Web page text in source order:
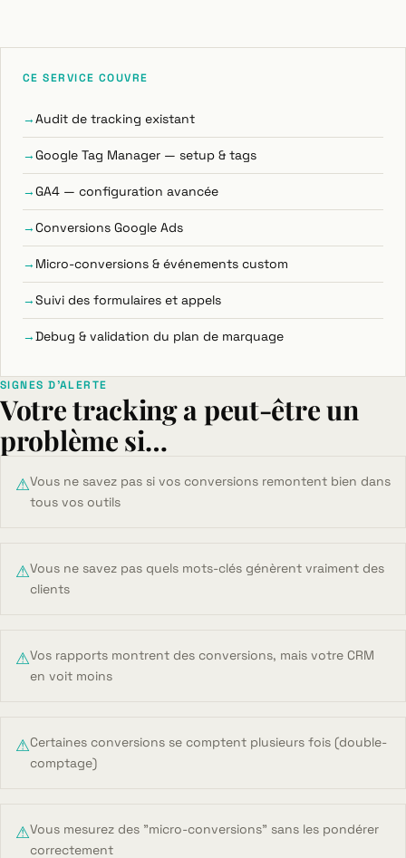
CE SERVICE COUVRE
Audit de tracking existant
Google Tag Manager — setup & tags
GA4 — configuration avancée
Conversions Google Ads
Micro-conversions & événements custom
Suivi des formulaires et appels
Debug & validation du plan de marquage
SIGNES D'ALERTE
Votre tracking a peut-être un
problème si…
⚠Vous ne savez pas si vos conversions remontent bien dans
tous vos outils
⚠Vous ne savez pas quels mots-clés génèrent vraiment des
clients
⚠Vos rapports montrent des conversions, mais votre CRM
en voit moins
⚠Certaines conversions se comptent plusieurs fois (double-
comptage)
⚠Vous mesurez des "micro-conversions" sans les pondérer
correctement